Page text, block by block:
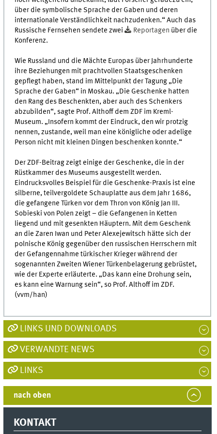
über die symbolische Sprache der Gaben und deren
internationale Verständlichkeit nachzudenken.“ Auch das
Russische Fernsehen sendete zwei
Reportagen über die
Konferenz.
Wie Russland und die Mächte Europas über Jahrhunderte
ihre Beziehungen mit prachtvollen Staatsgeschenken
gepflegt haben, stand im Mittelpunkt der Tagung „Die
Sprache der Gaben“ in Moskau. „Die Geschenke hatten
den Rang des Beschenkten, aber auch des Schenkers
abzubilden“, sagte Prof. Althoff dem ZDF im Kreml-
Museum. „Insofern kommt der Eindruck, den wir protzig
nennen, zustande, weil man eine königliche oder adelige
Person nicht mit kleinen Dingen beschenken konnte.“
Der ZDF-Beitrag zeigt einige der Geschenke, die in der
Rüstkammer des Museums ausgestellt werden.
Eindrucksvolles Beispiel für die Geschenke-Praxis ist eine
silberne, teilvergoldete Schauplatte aus dem Jahr 1686,
die gefangene Türken vor dem Thron von König Jan III.
Sobieski von Polen zeigt – die Gefangenen in Ketten
liegend und mit gesenkten Häuptern. Mit dem Geschenk
an die Zaren Iwan und Peter Alexejewitsch hätte sich der
polnische König gegenüber den russischen Herrschern mit
der Gefangennahme türkischer Krieger während der
sogenannten Zweiten Wiener Türkenbelagerung gebrüstet,
wie der Experte erläuterte. „Das kann eine Drohung sein,
es kann eine Warnung sein“, so Prof. Althoff im ZDF.
(vvm/han)
LINKS UND DOWNLOADS
VERWANDTE NEWS
LINKS
nach oben
KONTAKT